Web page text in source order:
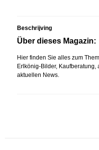
Beschrijving
Über dieses Magazin:
Hier finden Sie alles zum
Erlkönig-Bilder, Kaufberatung,
aktuellen News.